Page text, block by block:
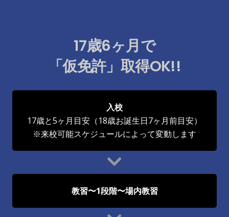
17歳6ヶ月で
「仮免許」取得OK!!
入校
17歳と5ヶ月目安（18歳お誕生日7ヶ月前目安）
※来校可能スケジュールによって変動します
教習〜1段階〜場内教習